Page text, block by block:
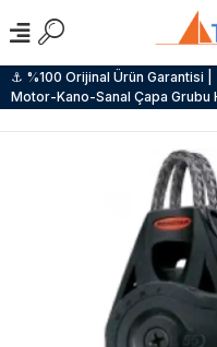
⚓ %100 Orijinal Ürün
Motor-Kano-Sanal Çapa Grubu